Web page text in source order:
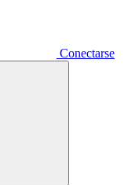
Conectarse